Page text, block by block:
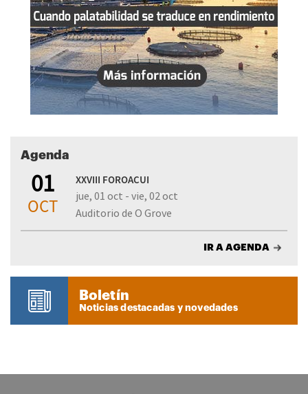
Agenda
01
OCT
XXVIII FOROACUI
jue, 01 oct - vie, 02 oct
Auditorio de O Grove
IR A AGENDA
Boletín
Noticias destacadas y novedades